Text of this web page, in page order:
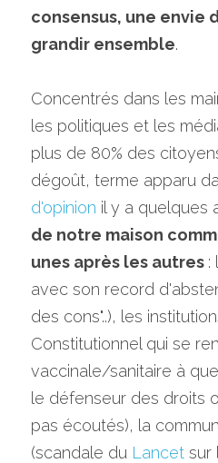
consensus, une envie
grandir ensemble.
Concentrés dans les
les politiques et les
plus de 80% des
dégoût, terme apparu
d'opinion il y a quelques
de notre maison
unes après les autres :
avec son record
des cons"..), les
Constitutionnel qui se
vaccinale/sanitaire à
le défenseur des droits
pas écoutés), la
(scandale du Lancet sur